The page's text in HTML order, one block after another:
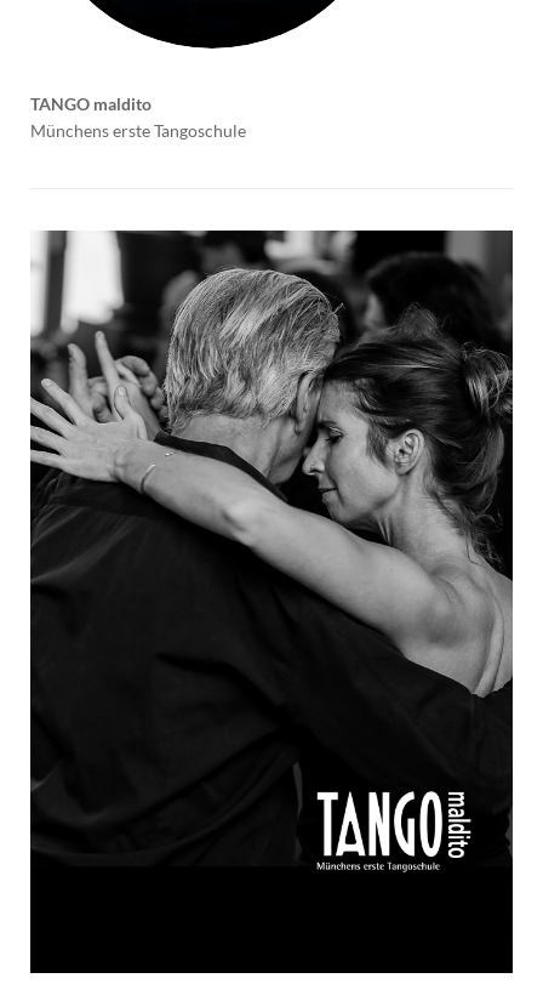
TANGO maldito
Münchens erste Tangoschule